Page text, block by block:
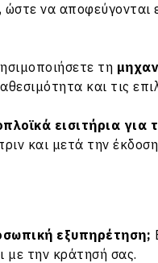
να αποφεύγονται
τη
και τις
εισιτήρια για
και μετά την
εξυπηρέτηση;
με την κράτησή σας.